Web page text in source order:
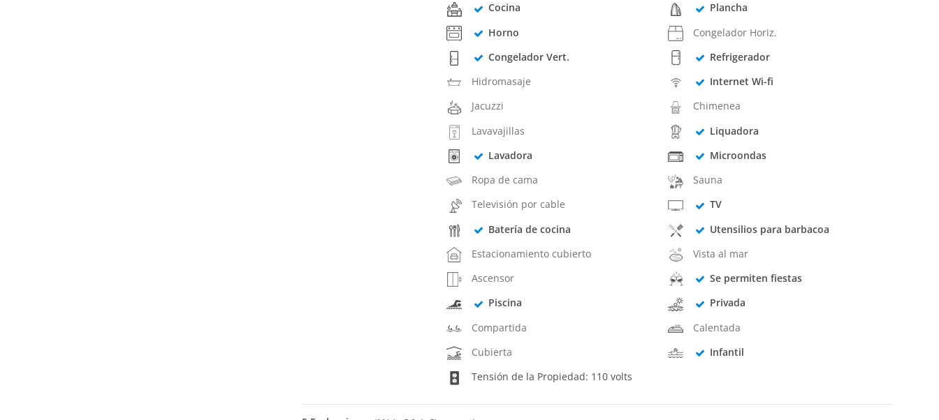
Cocina
Plancha
Horno
Congelador Horiz.
Congelador Vert.
Refrigerador
Hidromasaje
Internet Wi-fi
Jacuzzi
Chimenea
Lavavajillas
Liquadora
Lavadora
Microondas
Ropa de cama
Sauna
Televisión por cable
TV
Batería de cocina
Utensilios para barbacoa
Estacionamiento cubierto
Vista al mar
Ascensor
Se permiten fiestas
Piscina
Privada
Compartida
Calentada
Cubierta
Infantil
Tensión de la Propiedad: 110 volts